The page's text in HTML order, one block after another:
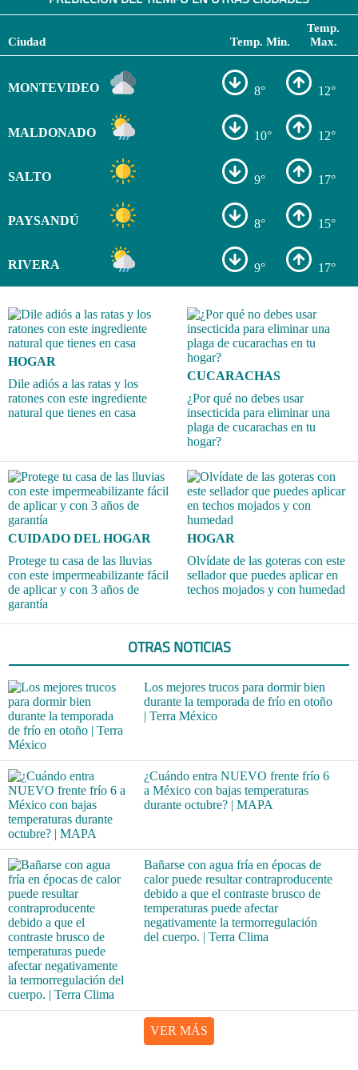
Ciudad Temp. Min.
Temp.
Max.
MONTEVIDEO 8° 12°
MALDONADO 10° 12°
SALTO 9° 17°
PAYSANDÚ 8° 15°
RIVERA 9° 17°
HOGAR
Dile adiós a las ratas y los
ratones con este ingrediente
natural que tienes en casa
CUCARACHAS
¿Por qué no debes usar
insecticida para eliminar una
plaga de cucarachas en tu
hogar?
CUIDADO DEL HOGAR
Protege tu casa de las lluvias
con este impermeabilizante fácil
de aplicar y con 3 años de
garantía
HOGAR
Olvídate de las goteras con este
sellador que puedes aplicar en
techos mojados y con humedad
OTRAS NOTICIAS
Los mejores trucos para dormir bien
durante la temporada de frío en otoño
| Terra México
¿Cuándo entra NUEVO frente frío 6
a México con bajas temperaturas
durante octubre? | MAPA
Bañarse con agua fría en épocas de
calor puede resultar contraproducente
debido a que el contraste brusco de
temperaturas puede afectar
negativamente la termorregulación
del cuerpo. | Terra Clima
VER MÁS